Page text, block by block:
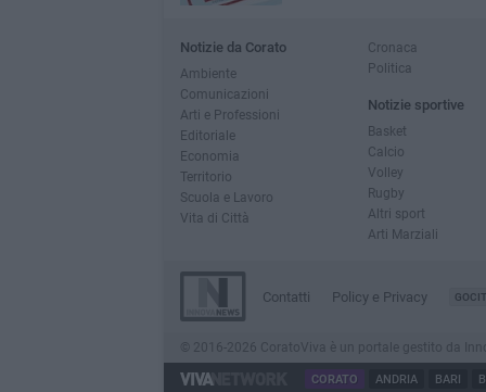
Notizie da Corato
Ambiente
Comunicazioni
Arti e Professioni
Editoriale
Economia
Territorio
Scuola e Lavoro
Vita di Città
Cronaca
Politica
Notizie sportive
Basket
Calcio
Volley
Rugby
Altri sport
Arti Marziali
Contatti Policy e Privacy
© 2016-2026 CoratoViva è un portale gestito da
CORATO ANDRIA BARI